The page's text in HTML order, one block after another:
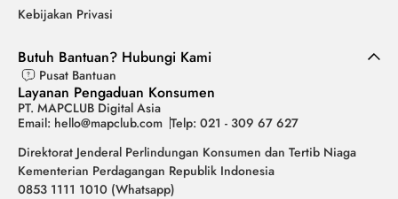
Kebijakan Privasi
Butuh Bantuan? Hubungi Kami
Pusat Bantuan
Layanan Pengaduan Konsumen
PT. MAPCLUB Digital Asia
Email: hello@mapclub.com Telp: 021 - 309 67 627
Direktorat Jenderal Perlindungan Konsumen dan Tertib Niaga
Kementerian Perdagangan Republik Indonesia
0853 1111 1010 (Whatsapp)